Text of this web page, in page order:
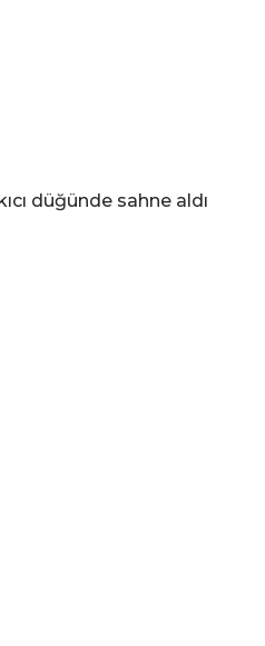
düğünde sahne aldı